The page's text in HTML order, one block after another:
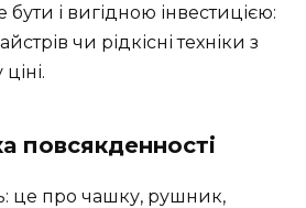
і вигідною інвестицією:
чи рідкісні техніки з
повсякденності
це про чашку, рушник,